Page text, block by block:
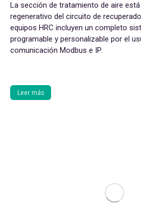
La sección de tratamiento de aire
regenerativo del circuito de
equipos HRC incluyen un completo
programable y personalizable por el
comunicación Modbus e IP.
Leer más